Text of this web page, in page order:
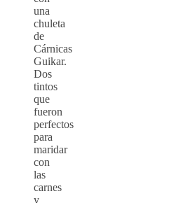
una
chuleta
de
Cárnicas
Guikar.
Dos
tintos
que
fueron
perfectos
para
maridar
con
las
carnes
y